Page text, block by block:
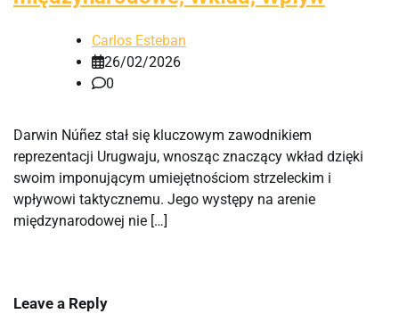
Carlos Esteban
26/02/2026
0
Darwin Núñez stał się kluczowym zawodnikiem
reprezentacji Urugwaju, wnosząc znaczący wkład dzięki
swoim imponującym umiejętnościom strzeleckim i
wpływowi taktycznemu. Jego występy na arenie
międzynarodowej nie […]
Leave a Reply